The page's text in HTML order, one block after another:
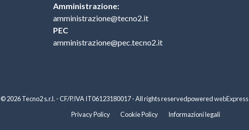
Amministrazione:
amministrazione@tecno2.it
PEC
amministrazione@pec.tecno2.it
Privacy Policy Cookie Policy Informazioni legali
© 2026 Tecno2 s.r.l. - CF/P.IVA IT06123180017 - All rights reservedpoweredwebExpress